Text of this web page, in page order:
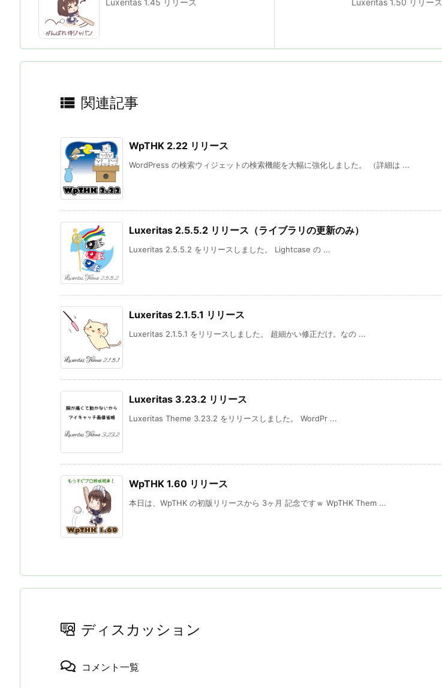
 関連記事
WpTHK 2.22 リリース
WordPress の検索ウィジェットの検索機能を大幅に強化しました。 （詳細は ...
Luxeritas 2.5.5.2 リリース（ライブラリの更新のみ）
Luxeritas 2.5.5.2 をリリースしました。 Lightcase の ...
Luxeritas 2.1.5.1 リリース
Luxeritas 2.1.5.1 をリリースしました。 超細かい修正だけ。なの ...
Luxeritas 3.23.2 リリース
Luxeritas Theme 3.23.2 をリリースしました。 WordPr ...
WpTHK 1.60 リリース
本日は、WpTHK の初版リリースから 3ヶ月 記念ですｗ WpTHK Them ...
ディスカッション
コメント一覧